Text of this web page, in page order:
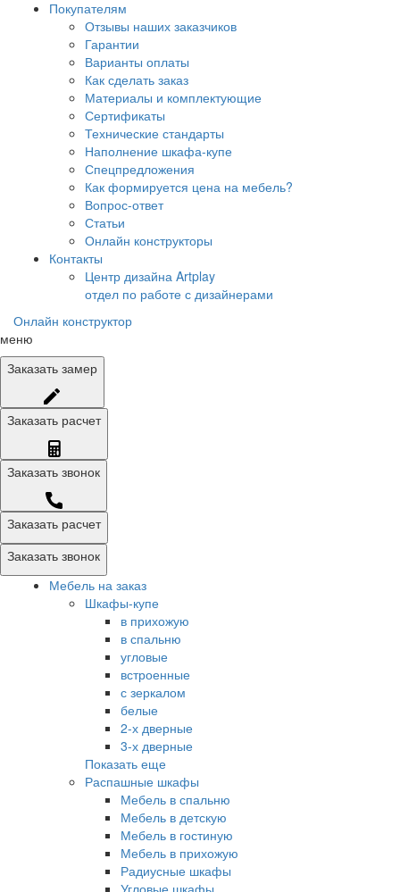
Покупателям
Отзывы наших заказчиков
Гарантии
Варианты оплаты
Как сделать заказ
Материалы и комплектующие
Сертификаты
Технические стандарты
Наполнение шкафа-купе
Спецпредложения
Как формируется цена на мебель?
Вопрос-ответ
Статьи
Онлайн конструкторы
Контакты
Центр дизайна Artplay
отдел по работе с дизайнерами
Онлайн конструктор
меню
Заказать замер
Заказать расчет
Заказать звонок
Заказать расчет
Заказать звонок
Мебель на заказ
Шкафы-купе
в прихожую
в спальню
угловые
встроенные
с зеркалом
белые
2-х дверные
3-х дверные
Показать еще
Распашные шкафы
Мебель в спальню
Мебель в детскую
Мебель в гостиную
Мебель в прихожую
Радиусные шкафы
Угловые шкафы